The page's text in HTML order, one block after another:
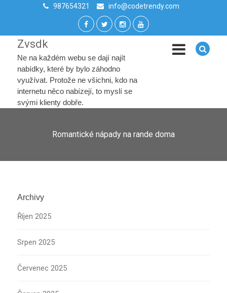
987654321 info@codetrendy.com
Zvsdk
Ne na každém webu se dají najít
nabídky, které by bylo záhodno
využívat. Protože ne všichni, kdo na
internetu něco nabízejí, to myslí se
svými klienty dobře.
Romantické nápady na rande doma
Archivy
Říjen 2025
Srpen 2025
Červenec 2025